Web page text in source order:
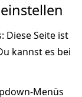
Diese Seite ist
kannst es bei
Menüs